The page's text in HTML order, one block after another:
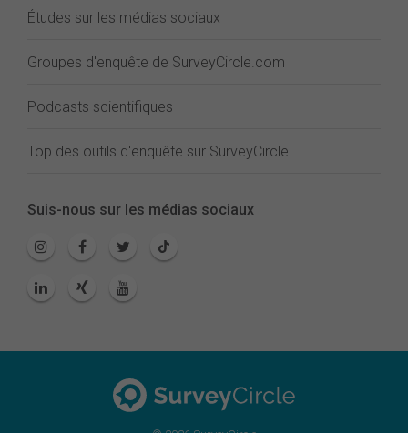
Études sur les médias sociaux
Groupes d'enquête de SurveyCircle.com
Podcasts scientifiques
Top des outils d'enquête sur SurveyCircle
Suis-nous sur les médias sociaux